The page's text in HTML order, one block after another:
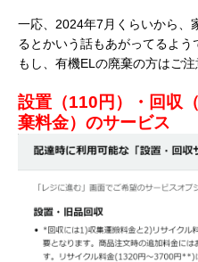
一応、2024年7月くらいから、
るとかいう話もあがってるよう
もし、有機ELの廃棄の方はご注
設置（110円）・回収
棄料金）のサービス